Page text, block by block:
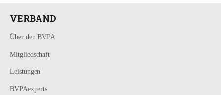
VERBAND
Über den BVPA
Mitgliedschaft
Leistungen
BVPAexperts